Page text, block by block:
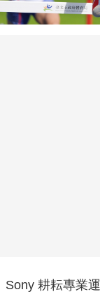
Sony 耕耘專業